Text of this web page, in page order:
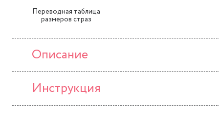
Переводная таблица
размеров страз
Описание
Инструкция